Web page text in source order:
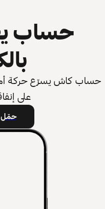
حساب
حساب كاش يسرّع حركة
على
حمّل